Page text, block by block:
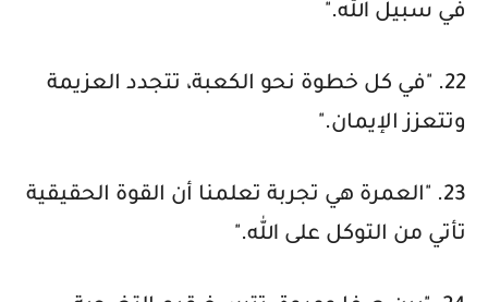
في سبيل الله."
22. "في كل خطوة نحو الكعبة، تتجدد العزيمة
وتتعزز الإيمان."
23. "العمرة هي تجربة تعلمنا أن القوة الحقيقية
تأتي من التوكل على الله."